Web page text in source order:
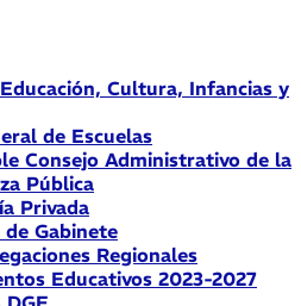
Cultura, Infancias y
de Escuelas
Consejo Administrativo de la
Pública
Privada
Gabinete
Regionales
Educativos 2023-2027